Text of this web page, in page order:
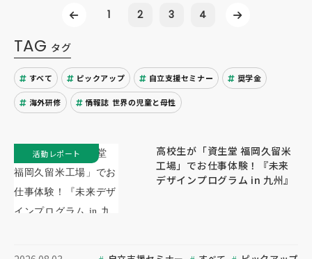
1 2 3 4
TAG タグ
すべて ピックアップ 自立支援セミナー 奨学金
海外研修 情報誌 世界の児童と母性
高校生が「資生堂 福岡久留米
工場」でお仕事体験！『未来
デザインプログラム in 九州』
活動レポート